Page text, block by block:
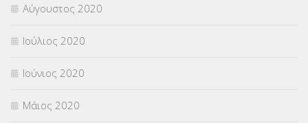
Αύγουστος 2020
Ιούλιος 2020
Ιούνιος 2020
Μάιος 2020